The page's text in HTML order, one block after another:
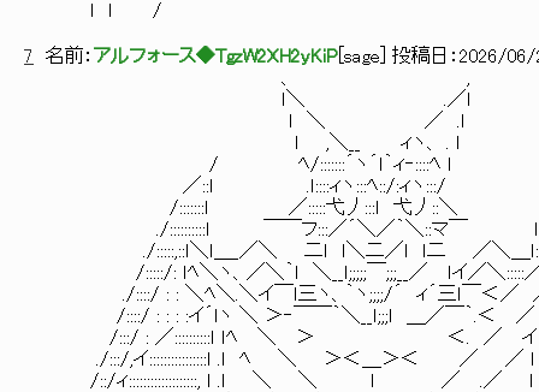
ｌ ｌ /
7 名前： アルフォース◆TgzW2XH2yKiP sage ] 投稿日： 2026/06/
、 ,
ｌ＼ .／ｌ
ｌ ＼ ／ .ｌ
ｌ ,＼__ ィヽ、 . ｌ
/ ﾍ/:::::::´ヽ´ｌ｀ィ‐::::ﾍ ｌ
／::ｌ .ｌ::::ィヽ:::ﾍ::/:ィヽ:::/ ｌ
/:::::::ｌ ／:::::弋丿:::ｌ 弋丿::＼ ｌ:::::::::ﾍ そし
./::::::::::ｌ ￣￣フ:::／´＼／｀＼::マ￣ ｌ
./:::::,::ｌ＼ｌ＿_／＼ 二ｌ ｌ＼二／ｌ ｌ二 ／＼＿ｌ
/:::::/: ｌﾍ＼ヽ、／＼｀ｌ ＼__ｌ;;;;;￣;;;__／ ｌイ／＼:::::
./::::/ : : ＼ﾍ＼.＼イ￣ｌ三ヽ、｀ヽ;;;;/´ ィ´三ｌ￣＜／
/::::/ : : : :イ´ｌヽ ＼ ＞‐￣￣｀＼__ｌ;;;ｌ ＿／￣｀.＜ ／
/:::/ : ／::::::::::ｌ ｌﾍ ＼ ＞ ＜. ／ イ ｌ
./:::/,イ::::::::::::::::ｌ .ｌ ﾍ ＼ ＞＜＿＞＜ ／ ／ ｌ .ｌ
/::/ィ:::::::::::::::::::, ｌ .ｌ ＼ ＼ ｌ ／ .／ ｌ ｌ